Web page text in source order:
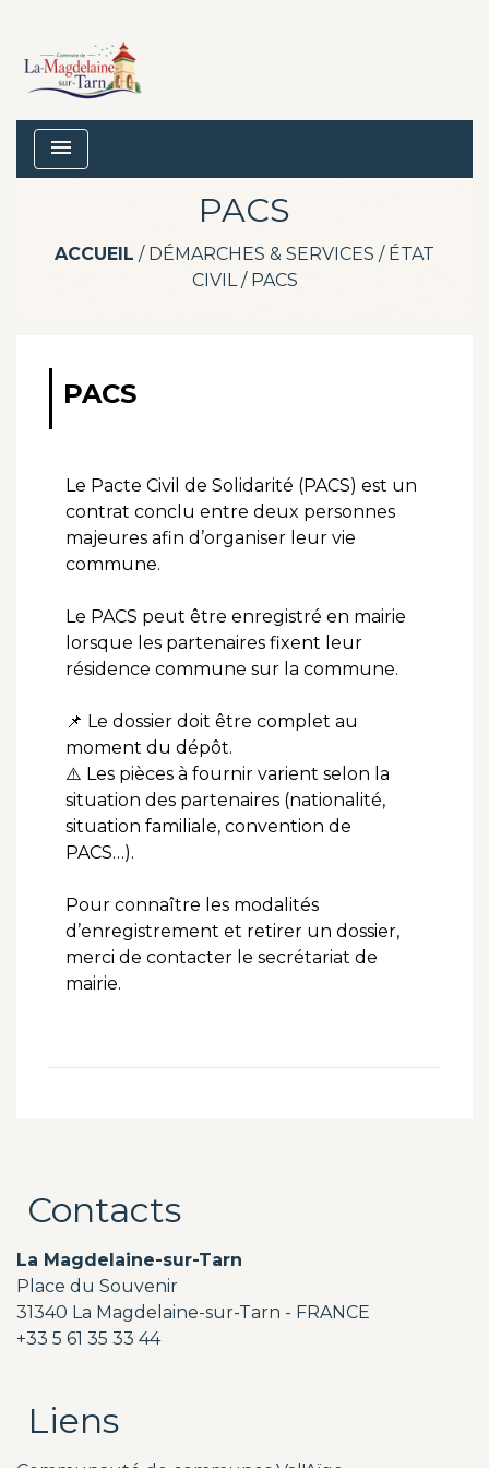
menu
PACS
ACCUEIL / DÉMARCHES & SERVICES / ÉTAT
CIVIL/ PACS
PACS
Le Pacte Civil de Solidarité (PACS) est un
contrat conclu entre deux personnes
majeures afin d’organiser leur vie
commune.
Le PACS peut être enregistré en mairie
lorsque les partenaires fixent leur
résidence commune sur la commune.
📌 Le dossier doit être complet au
moment du dépôt.
⚠️ Les pièces à fournir varient selon la
situation des partenaires (nationalité,
situation familiale, convention de
PACS…).
Pour connaître les modalités
d’enregistrement et retirer un dossier,
merci de contacter le secrétariat de
mairie.
Contacts
La Magdelaine-sur-Tarn
Place du Souvenir
31340 La Magdelaine-sur-Tarn - FRANCE
+33 5 61 35 33 44
Liens